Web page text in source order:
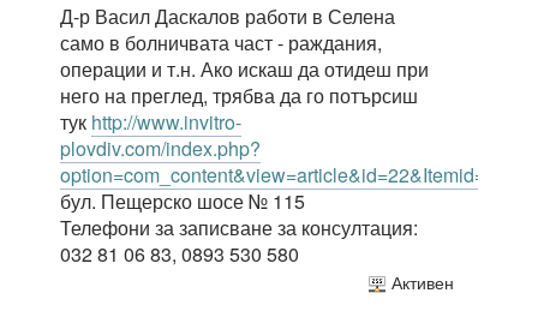
Д-р Васил Даскалов работи в Селена
само в болничвата част - раждания,
операции и т.н. Ако искаш да отидеш при
него на преглед, трябва да го потърсиш
тук http://www.invitro-
plovdiv.com/index.php?
option=com_content&view=article&id=22&Itemid=55
бул. Пещерско шосе № 115
Телефони за записване за консултация:
032 81 06 83, 0893 530 580
Активен